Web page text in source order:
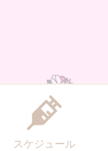
スケジュール